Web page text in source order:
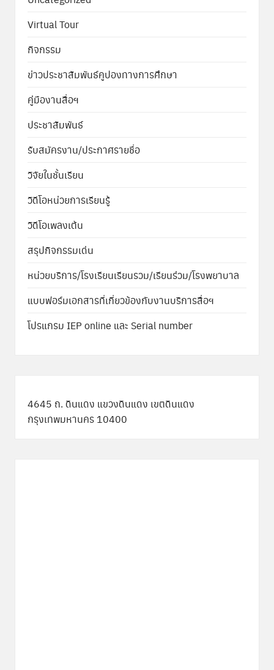
Virtual Tour
กิจกรรม
ข่าวประชาสัมพันธ์คูปองทางการศึกษา
คู่มืองานสื่อฯ
ประชาสัมพันธ์
รับสมัครงาน/ประกาศรายชื่อ
วิจัยในชั้นเรียน
วิดีโอหน่วยการเรียนรู้
วิดีโอเพลงเต้น
สรุปกิจกรรมเด่น
หน่วยบริการ/โรงเรียนเรียนรวม/เรียนร่วม/โรงพยาบาล
แบบฟอร์มเอกสารที่เกี่ยวข้องกับงานบริการสื่อฯ
โปรแกรม IEP online และ Serial number
4645 ถ. ดินแดง แขวงดินแดง เขตดินแดง
กรุงเทพมหานคร 10400